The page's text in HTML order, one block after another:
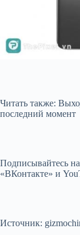
Читать также:
последний момент
Подписывайтесь
«ВКонтакте» и
Источник: